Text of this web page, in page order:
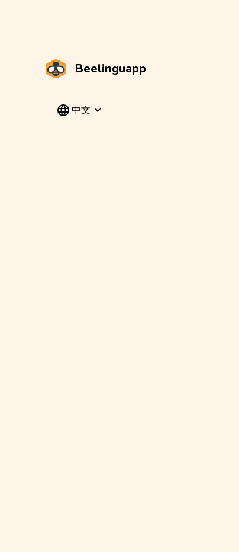
Beelinguapp
中文